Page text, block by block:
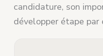
candidature, son
développer étape par